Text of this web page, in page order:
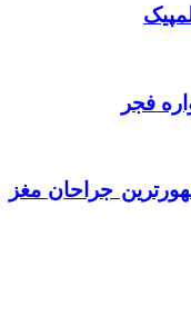
فجر
جراحان مغز